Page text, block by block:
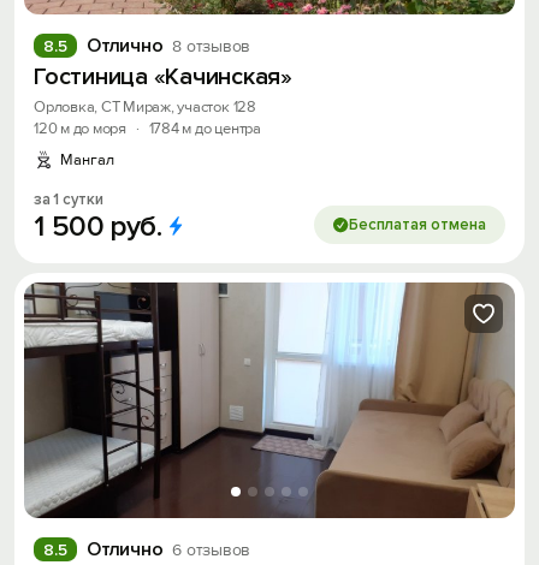
Отлично 8 отзывов
8.5
Гостиница «Качинская»
Орловка, СТ Мираж, участок 128
120 м до моря
· 1784 м до центра
Мангал
за 1 сутки
1 500 руб. Бесплатая отмена
Отлично 6 отзывов
8.5